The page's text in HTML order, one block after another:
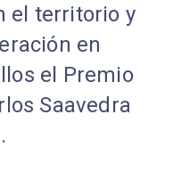
el territorio y
en
el Premio
Saavedra